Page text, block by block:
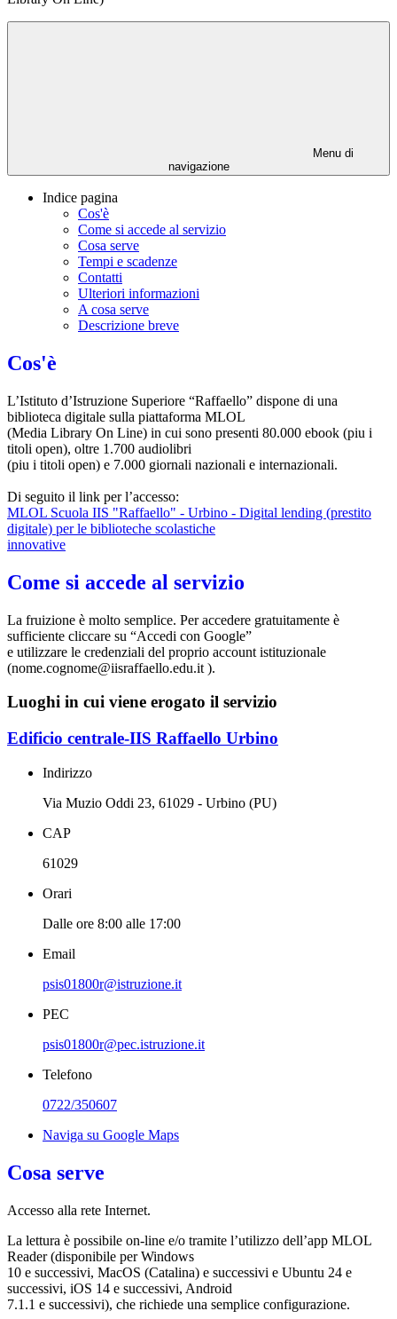
Menu di
navigazione
Indice pagina
Cos'è
Come si accede al servizio
Cosa serve
Tempi e scadenze
Contatti
Ulteriori informazioni
A cosa serve
Descrizione breve
Cos'è
L’Istituto d’Istruzione Superiore “Raffaello” dispone di una
biblioteca digitale sulla piattaforma MLOL
(Media Library On Line) in cui sono presenti 80.000 ebook (piu i
titoli open), oltre 1.700 audiolibri
(piu i titoli open) e 7.000 giornali nazionali e internazionali.
Di seguito il link per l’accesso:
MLOL Scuola IIS "Raffaello" - Urbino - Digital lending (prestito
digitale) per le biblioteche scolastiche
innovative
Come si accede al servizio
La fruizione è molto semplice. Per accedere gratuitamente è
sufficiente cliccare su “Accedi con Google”
e utilizzare le credenziali del proprio account istituzionale
(nome.cognome@iisraffaello.edu.it ).
Luoghi in cui viene erogato il servizio
Edificio centrale-IIS Raffaello Urbino
Indirizzo
Via Muzio Oddi 23, 61029 - Urbino (PU)
CAP
61029
Orari
Dalle ore 8:00 alle 17:00
Email
psis01800r@istruzione.it
PEC
psis01800r@pec.istruzione.it
Telefono
0722/350607
Naviga su Google Maps
Cosa serve
Accesso alla rete Internet.
La lettura è possibile on-line e/o tramite l’utilizzo dell’app MLOL
Reader (disponibile per Windows
10 e successivi, MacOS (Catalina) e successivi e Ubuntu 24 e
successivi, iOS 14 e successivi, Android
7.1.1 e successivi), che richiede una semplice configurazione.